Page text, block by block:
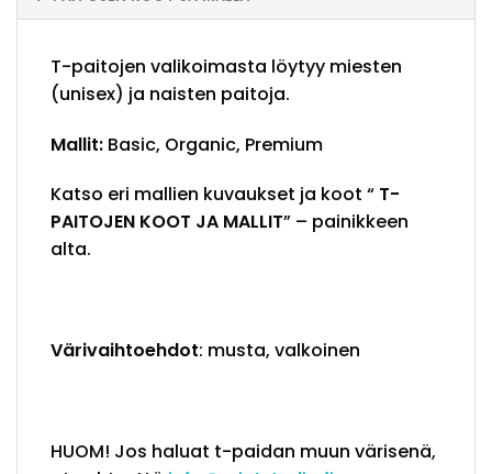
T-paitojen valikoimasta löytyy miesten
(unisex) ja naisten paitoja.
Mallit: Basic, Organic, Premium
Katso eri mallien kuvaukset ja koot “ T-
PAITOJEN KOOT JA MALLIT” – painikkeen
alta.
Värivaihtoehdot: musta, valkoinen
HUOM! Jos haluat t-paidan muun värisenä,